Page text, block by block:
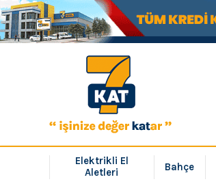
Elektrikli El
Aletleri
Bahçe